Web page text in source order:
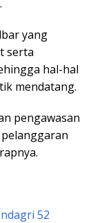
yang
serta
hal-hal
mendatang.
pengawasan
52